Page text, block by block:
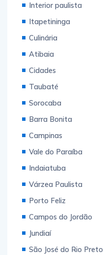
Interior paulista
Itapetininga
Culinária
Atibaia
Cidades
Taubaté
Sorocaba
Barra Bonita
Campinas
Vale do Paraíba
Indaiatuba
Várzea Paulista
Porto Feliz
Campos do Jordão
Jundiaí
São José do Rio Preto